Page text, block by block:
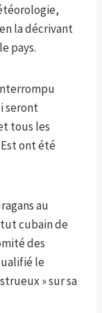
la décrivant
pays.
seront
tous les
ont été
au
cubain de
des
le
» sur sa